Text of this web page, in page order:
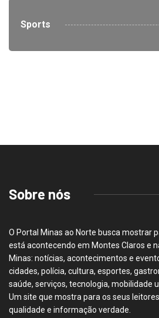
Sports
Sobre nós
O Portal Minas ao Norte busca mostrar
está acontecendo em Montes Claros e
Minas: notícias, acontecimentos e
cidades, polícia, cultura, esportes,
saúde, serviços, tecnologia, mobilidade
Um site que mostra para os seus
qualidade e informação verdade.